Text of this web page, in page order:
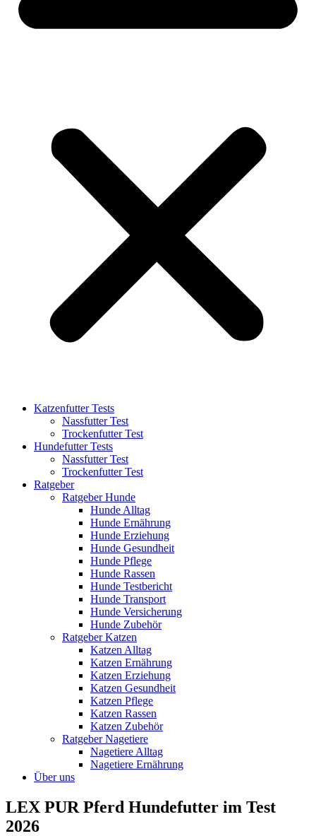
Katzenfutter Tests
Nassfutter Test
Trockenfutter Test
Hundefutter Tests
Nassfutter Test
Trockenfutter Test
Ratgeber
Ratgeber Hunde
Hunde Alltag
Hunde Ernährung
Hunde Erziehung
Hunde Gesundheit
Hunde Pflege
Hunde Rassen
Hunde Testbericht
Hunde Transport
Hunde Versicherung
Hunde Zubehör
Ratgeber Katzen
Katzen Alltag
Katzen Ernährung
Katzen Erziehung
Katzen Gesundheit
Katzen Pflege
Katzen Rassen
Katzen Zubehör
Ratgeber Nagetiere
Nagetiere Alltag
Nagetiere Ernährung
Über uns
LEX PUR Pferd Hundefutter im Test
2026